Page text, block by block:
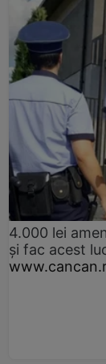
4.000 lei
și fac acest